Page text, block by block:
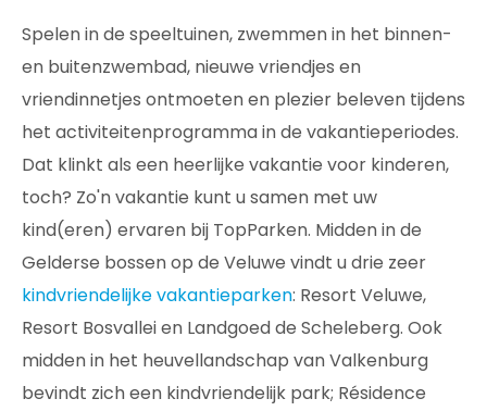
Spelen in de speeltuinen, zwemmen in het binnen-
en buitenzwembad, nieuwe vriendjes en
vriendinnetjes ontmoeten en plezier beleven tijdens
het activiteitenprogramma in de vakantieperiodes.
Dat klinkt als een heerlijke vakantie voor kinderen,
toch? Zo'n vakantie kunt u samen met uw
kind(eren) ervaren bij TopParken. Midden in de
Gelderse bossen op de Veluwe vindt u drie zeer
kindvriendelijke vakantieparken: Resort Veluwe,
Resort Bosvallei en Landgoed de Scheleberg. Ook
midden in het heuvellandschap van Valkenburg
bevindt zich een kindvriendelijk park; Résidence